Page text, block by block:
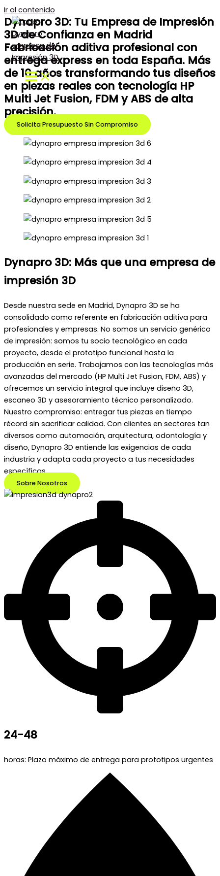
Ir al contenido
Dynapro 3D: Tu Empresa de Impresión
3D de Confianza en Madrid
Fabricación aditiva profesional con
entrega express en toda España. Más
de 10 años transformando tus diseños
en piezas reales con tecnología HP
Multi Jet Fusion, FDM y ABS de alta
precisión.
Solicita Presupuesto Sin Compromiso
Dynapro 3D: Más que una empresa de
impresión 3D
Desde nuestra sede en Madrid, Dynapro 3D se ha
consolidado como referente en fabricación aditiva para
profesionales y empresas. No somos un servicio genérico
de impresión: somos tu socio tecnológico en cada
proyecto, desde el prototipo funcional hasta la
producción en serie. Trabajamos con las tecnologías más
avanzadas del mercado (HP Multi Jet Fusion, FDM, ABS) y
ofrecemos un servicio integral que incluye diseño 3D,
escaneo 3D y asesoramiento técnico personalizado.
Nuestro compromiso: entregar tus piezas en tiempo
récord sin sacrificar calidad. Con clientes en sectores tan
diversos como automoción, arquitectura, odontología y
diseño, Dynapro 3D entiende las exigencias de cada
industria y adapta cada proyecto a tus necesidades
específicas.
Sobre Nosotros
24-48
horas: Plazo máximo de entrega para prototipos urgentes